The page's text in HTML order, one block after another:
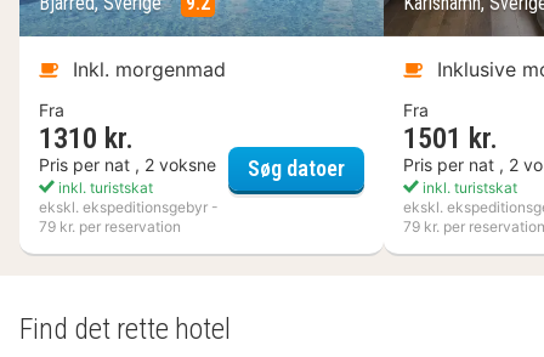
skatter:
Der pålægges en byskat: 2.16 EUR pr. person pr.
nat. Denne skat gælder ikke for børn under 18 år.
Vi har medtaget alle gebyrer, som
overnatningsstedet har oplyst.
- Valgfrie gebyrer:
Gebyr for morgenmadsbuffet: 14.50 EUR for
Sen udtjekning er mulig for et gebyr (afhænger af
Inkl. morgenmad
Fra
1310 kr.
Pris per nat , 2 voksne
inkl. turistskat
ekskl. ekspeditionsgebyr -
79 kr. per reservation
Søg datoerFlädie Mat & Vingård
Inklusive
Fra
1501 kr.
Pris per nat , 2
inkl. turistskat
ekskl.
79 kr. per reservation
Find det rette hotel